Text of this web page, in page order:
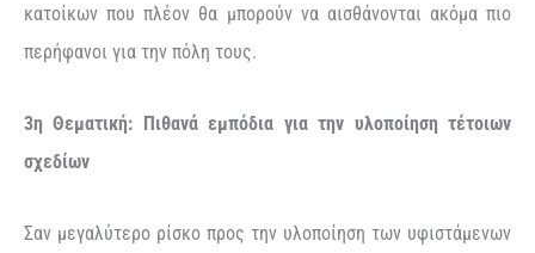
κατοίκων που πλέον θα μπορούν να αισθάνονται ακόμα πιο
περήφανοι για την πόλη τους.
3η Θεματική: Πιθανά εμπόδια για την υλοποίηση τέτοιων
σχεδίων
Σαν μεγαλύτερο ρίσκο προς την υλοποίηση των υφιστάμενων